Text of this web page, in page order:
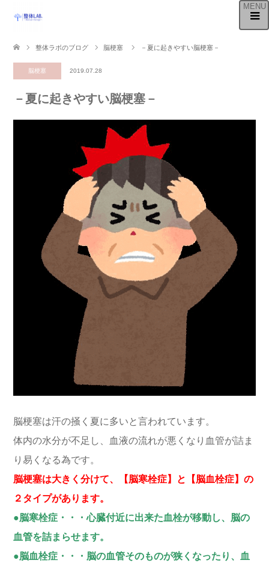
整体ラボのブログ 脳梗塞 －夏に起きやすい脳梗塞－
脳梗塞 2019.07.28
－夏に起きやすい脳梗塞－
脳梗塞は汗の掻く夏に多いと言われています。
体内の水分が不足し、血液の流れが悪くなり血管が詰ま
り易くなる為です。
脳梗塞は大きく分けて、【脳寒栓症】と【脳血栓症】の
２タイプがあります。
●脳寒栓症・・・心臓付近に出来た血栓が移動し、脳の
血管を詰まらせます。
●脳血栓症・・・脳の血管そのものが狭くなったり、血